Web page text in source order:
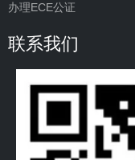
办理ECE公证
联系我们